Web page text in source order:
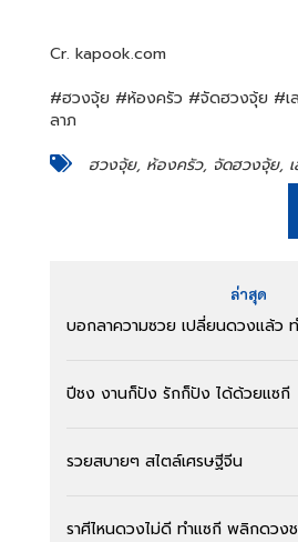
Cr. kapook.com
#ฮวงจุ้ย #ห้องครัว #จัดฮวงจุ้ย #เ
ลาภ
ฮวงจุ้ย, ห้องครัว, จัดฮวงจุ้ย, เ
ล่าสุด
บอกลาความซวย เปลี่ยนดวงแล้ว ท
ปีชง งานก็ปัง รักก็ปัง ได้ด้วยแซกี
รวยสบายๆ สไตล์เศรษฐีจีน
ราศีไหนดวงไม่ดี ทำแซกี พลิกดวง